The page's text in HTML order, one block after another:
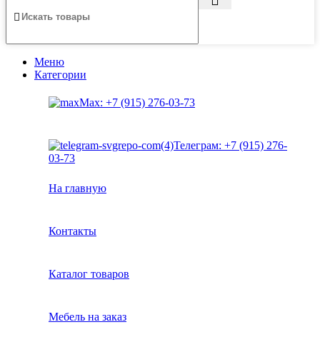
Меню
Категории
Max: +7 (915) 276-03-73
Телеграм: +7 (915) 276-
03-73
На главную
Контакты
Каталог товаров
Мебель на заказ